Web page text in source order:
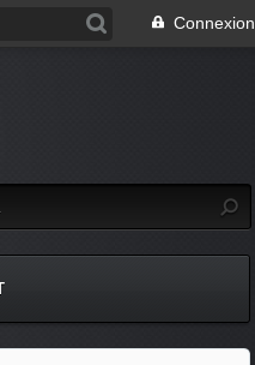
Connexion